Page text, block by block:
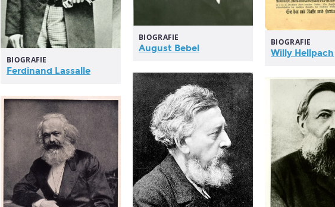
BIOGRAFIE
Ferdinand Lassalle
BIOGRAFIE
August Bebel
BIOGRAFIE
Willy Hellpach